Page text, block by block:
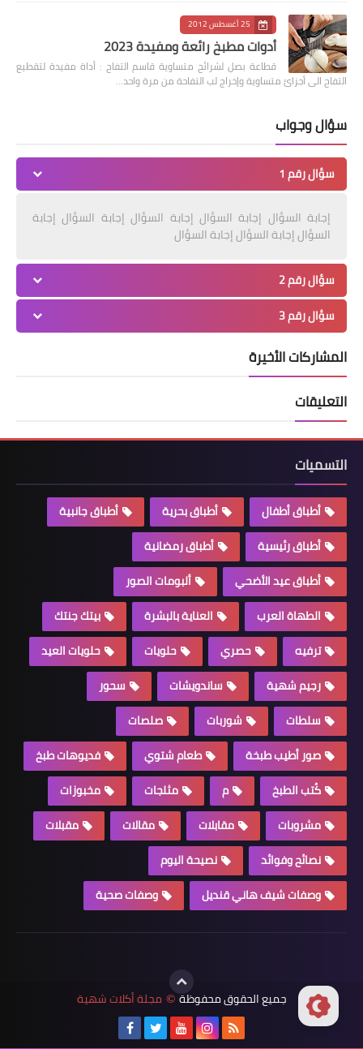
25 أغسطس 2012
أدوات مطبخ رائعة ومفيدة 2023
قطاعة بصل لشرائح متساوية قاسم التفاح : أداة مفيدة لتقطيع
التفاح الى أجزائ متساوية وإخراج لب التفاحة من مرة واحد…
سؤال وجواب
سؤال رقم 1
إجابة السؤال إجابة السؤال إجابة السؤال إجابة السؤال إجابة
السؤال إجابة السؤال إجابة السؤال
سؤال رقم 2
سؤال رقم 3
المشاركات الأخيرة
التعليقات
التسميات
أطباق أطفال أطباق بحرية
أطباق جانبية
أطباق رئيسية
أطباق رمضانية
أطباق عيد الأضحي
ألبومات الصور
الطهاة العرب
العناية بالبشرة
بيتك جنتك
ترفيه
حصري حلويات
حلويات العيد
رجيم شهية
ساندويشات
سحور
سلطات
شوربات
صلصات
صور أطيب طبخة
طعام شتوي
فديوهات طبخ
كُتب الطبخ
م مثلجات
مخبوزات
مشروبات
مقابلات مقالات
مقبلات
نصائح وفوائد
نصيحة اليوم
وصفات شيف هاني قنديل
وصفات صحية
جميع الحقوق محفوظة © مجلة أكلات شهية